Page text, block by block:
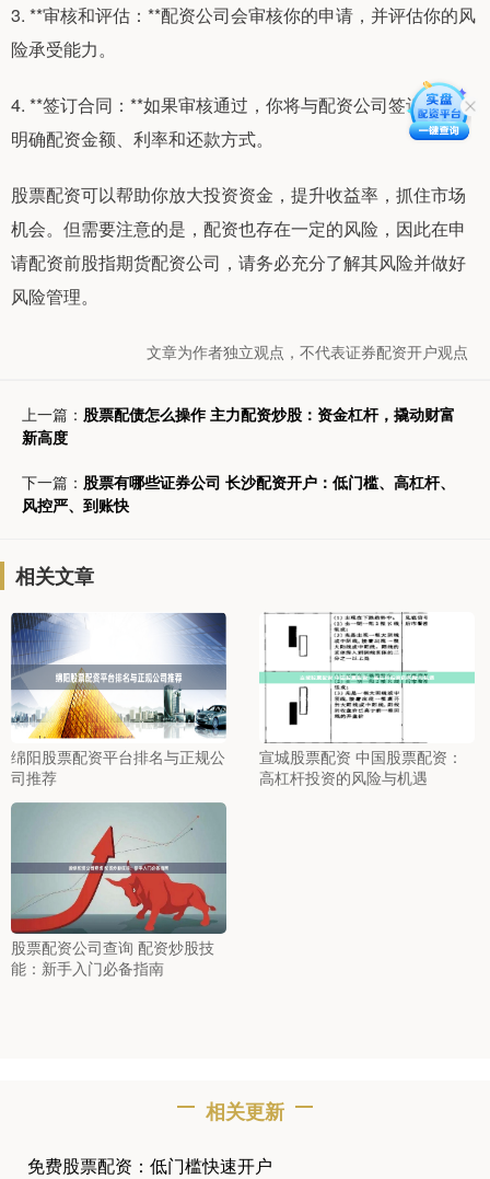
3. **审核和评估：**配资公司会审核你的申请，并评估你的风
险承受能力。
4. **签订合同：**如果审核通过，你将与配资公司签订合同，
明确配资金额、利率和还款方式。
股票配资可以帮助你放大投资资金，提升收益率，抓住市场
机会。但需要注意的是，配资也存在一定的风险，因此在申
请配资前股指期货配资公司，请务必充分了解其风险并做好
风险管理。
文章为作者独立观点，不代表证券配资开户观点
上一篇： 股票配债怎么操作 主力配资炒股：资金杠杆，撬动财富
新高度
下一篇： 股票有哪些证券公司 长沙配资开户：低门槛、高杠杆、
风控严、到账快
相关文章
绵阳股票配资平台排名与正规公
司推荐
宣城股票配资 中国股票配资：
高杠杆投资的风险与机遇
股票配资公司查询 配资炒股技
能：新手入门必备指南
相关更新
免费股票配资：低门槛快速开户